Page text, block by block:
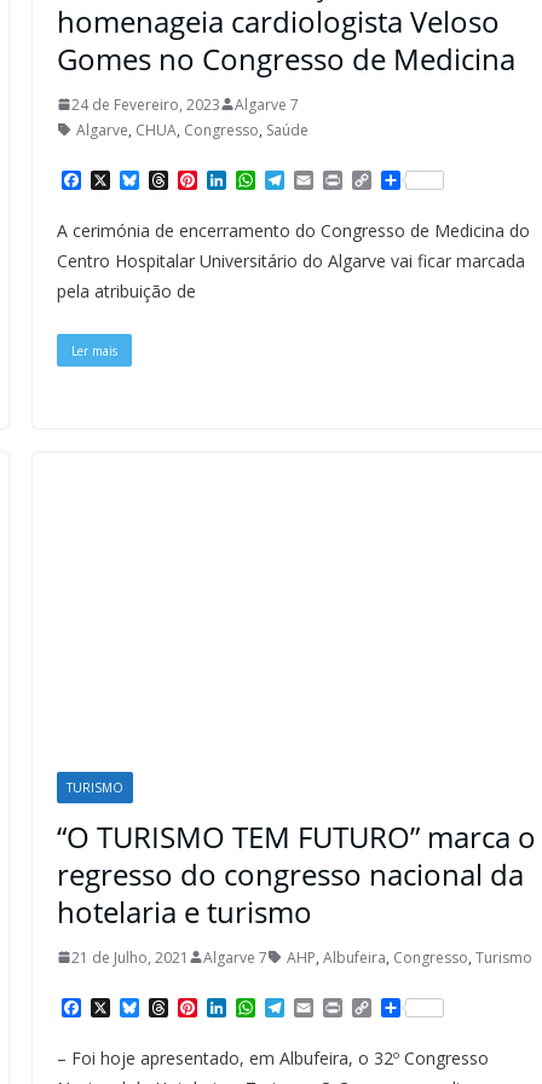
homenageia cardiologista Veloso
Gomes no Congresso de Medicina
24 de Fevereiro, 2023
Algarve 7
Algarve, CHUA, Congresso, Saúde
F
a
e
b
o
o
X B
l
u
e
s
k
y
T
h
e
a
d
s
P
i
t
e
r
L
i
k
e
d
W
h
t
s
A
T
e
e
g
r
E
m
i
l
P
r
n
t
C
o
y
L
i
S
h
r
e
A cerimónia de encerramento do Congresso de Medicina do
Centro Hospitalar Universitário do Algarve vai ficar marcada
pela atribuição de
Ler mais
TURISMO
“O TURISMO TEM FUTURO” marca o
regresso do congresso nacional da
hotelaria e turismo
21 de Julho, 2021 Algarve 7 AHP, Albufeira, Congresso, Turismo
F
a
c
e
X B
l
e
T
h
e
P
i
n
t
L
i
n
k
W
h
t
T
e
l
e
E
m
a
i
P
r
n
C
o
p
y
S
h
a
r
– Foi hoje apresentado, em Albufeira, o 32º Congresso